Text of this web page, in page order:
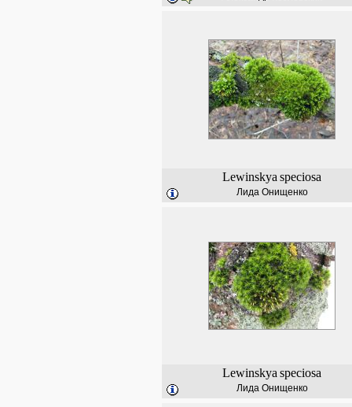
Lewinskya speciosa
Лида Онищенко
Lewinskya speciosa
Лида Онищенко